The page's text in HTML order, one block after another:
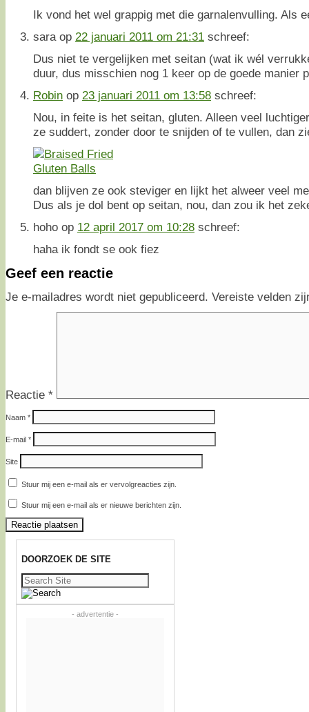
Ik vond het wel grappig met die garnalenvulling. Als
sara op 22 januari 2011 om 21:31 schreef:
Dus niet te vergelijken met seitan (wat ik wél
duur, dus misschien nog 1 keer op de goede manier
Robin op 23 januari 2011 om 13:58 schreef:
Nou, in feite is het seitan, gluten. Alleen veel
ze suddert, zonder door te snijden of te vullen, dan
dan blijven ze ook steviger en lijkt het alweer veel
Dus als je dol bent op seitan, nou, dan zou ik het
hoho op 12 april 2017 om 10:28 schreef:
haha ik fondt se ook fiez
Geef een reactie
Je e-mailadres wordt niet gepubliceerd. Vereiste velden
Reactie *
Naam *
E-mail *
Site
Stuur mij een e-mail als er vervolgreacties zijn.
Stuur mij een e-mail als er nieuwe berichten zijn.
DOORZOEK DE SITE
Zoeken
naar:
- advertentie -